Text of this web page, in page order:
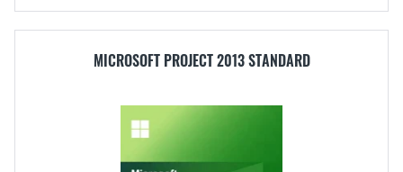
MICROSOFT PROJECT 2013 STANDARD